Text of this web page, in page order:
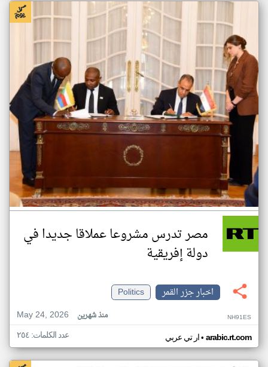
مصر تدرس مشروعا عملاقا جديدا في
دولة إفريقية
اخبار جزر القمر
Politics
May 24, 2026
منذ شهرين NH91ES
ار تي عربي• arabic.rt.com عدد الكلمات: ٢٥٤